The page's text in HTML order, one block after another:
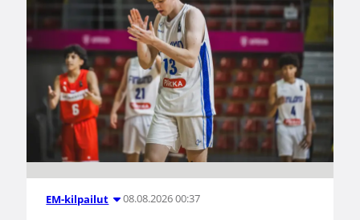
EM-kilpailut 08.08.2026 00:37